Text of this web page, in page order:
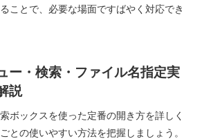
ことで、必要な場面ですばやく対応でき
ー・検索・ファイル名指定実
説
ボックスを使った定番の開き方を詳しく
との使いやすい方法を把握しましょう。